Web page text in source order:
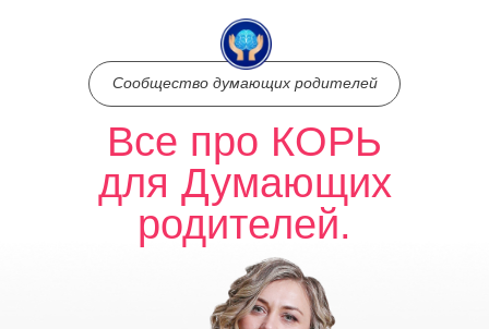
Все про КОРЬ
для Думающих
родителей.
Сообщество думающих родителей